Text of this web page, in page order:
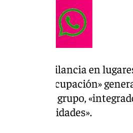
la vigilancia en
la «preocupación»
de este grupo,
nacionalidades».